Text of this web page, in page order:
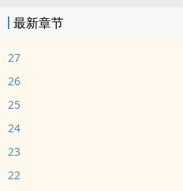
雾逸是黑暗中长出的最趁手的利刃。
精神病院的病房里，他遇到了被关押
当年的小男孩，如今成了疯子。
他本该杀了他，可他却发现，这世
‍‎‍1‎‍v‌‎‌1‎‌‍，HE，伪骨。
一个向死而生的小故事。
高智冷漠疯狗攻x乖戾病娇‍‎美‍‍‎人‌‌受‌
最新章节
27
26
25
24
23
22